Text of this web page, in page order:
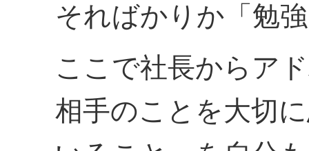
そればかりか「勉
ここで社長からア
相手のことを大切